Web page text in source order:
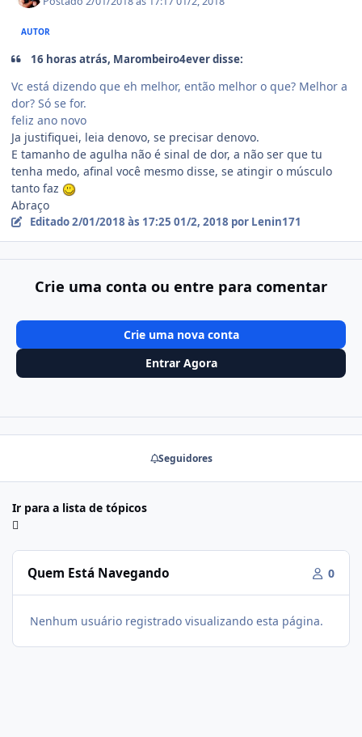
AUTOR
16 horas atrás, Marombeiro4ever disse:
Vc está dizendo que eh melhor, então melhor o que? Melhor a
dor? Só se for.
feliz ano novo
Ja justifiquei, leia denovo, se precisar denovo.
E tamanho de agulha não é sinal de dor, a não ser que tu
tenha medo, afinal você mesmo disse, se atingir o músculo
tanto faz
Abraço
Editado2/01/2018 às 17:25 01/2, 2018 por Lenin171
Crie uma conta ou entre para comentar
Crie uma nova conta
Entrar Agora
Seguidores
Ir para a lista de tópicos
Quem Está Navegando 0
Nenhum usuário registrado visualizando esta página.